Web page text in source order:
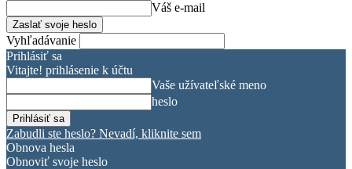
Váš e-mail
Vyhľadávanie
Prihlásiť sa
Vitajte! prihlásenie k účtu
Vaše užívateľské meno
heslo
Zabudli ste heslo? Nevadí, kliknite sem
Obnova hesla
Obnoviť svoje heslo